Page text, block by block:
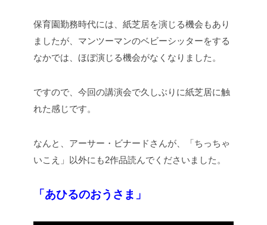
保育園勤務時代には、紙芝居を演じる機会もあり
ましたが、マンツーマンのベビーシッターをする
なかでは、ほぼ演じる機会がなくなりました。
ですので、今回の講演会で久しぶりに紙芝居に触
れた感じです。
なんと、アーサー・ビナードさんが、「ちっちゃ
いこえ」以外にも2作品読んでくださいました。
「あひるのおうさま」